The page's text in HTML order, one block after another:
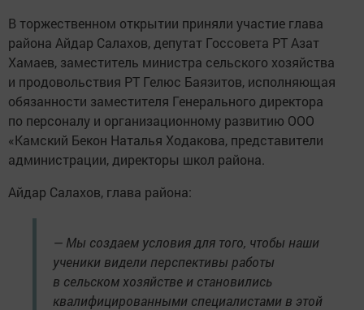
В торжественном открытии приняли участие глава
района Айдар Салахов, депутат Госсовета РТ Азат
Хамаев, заместитель министра сельского хозяйства
и продовольствия РТ Гелюс Баязитов, исполняющая
обязанности заместителя Генерального директора
по персоналу и организационному развитию ООО
«Камский Бекон Наталья Ходакова, представители
администрации, директоры школ района.
Айдар Салахов, глава района:
— Мы создаем условия для того, чтобы наши
ученики видели перспективы работы
в сельском хозяйстве и становились
квалифицированными специалистами в этой